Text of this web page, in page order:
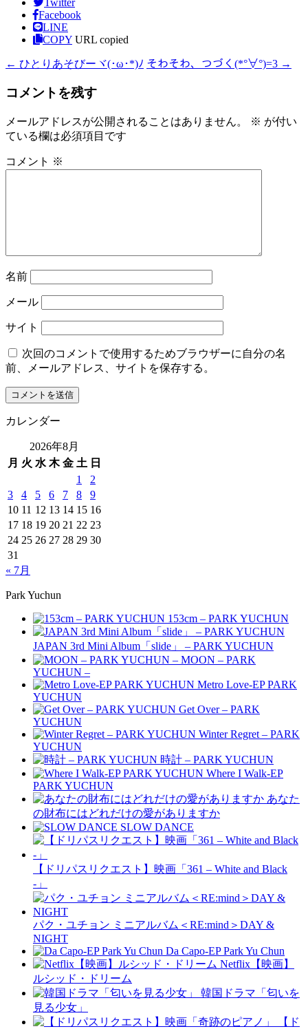
Facebook
LINE
COPY URL copied
← ひとりあそびーヾ⁠(⁠･⁠ω⁠･⁠*⁠)⁠ﾉ そわそわ、つづく(*°∀°)=3 →
コメントを残す
メールアドレスが公開されることはありません。 ※ が付い
ている欄は必須項目です
コメント ※
名前
メール
サイト
次回のコメントで使用するためブラウザーに自分の名
前、メールアドレス、サイトを保存する。
カレンダー
2026年8月
月 火 水 木 金 土 日
1
2
3
4 5 6 7 8
9
10 11 12 13 14 15 16
17 18 19 20 21 22 23
24 25 26 27 28 29 30
31
« 7月
Park Yuchun
153cm – PARK YUCHUN
JAPAN 3rd Mini Album「slide」 – PARK YUCHUN
MOON – PARK
YUCHUN –
Metro Love-EP PARK
YUCHUN
Get Over – PARK
YUCHUN
Winter Regret – PARK
YUCHUN
時計 – PARK YUCHUN
Where I Walk-EP
PARK YUCHUN
あなた
の財布にはどれだけの愛がありますか
SLOW DANCE
【ドリパスリクエスト】映画「361 – White and Black
-」
パク・ユチョン ミニアルバム＜RE:mind＞DAY &
NIGHT
Da Capo-EP Park Yu Chun
Netflix【映画】
ルシッド・ドリーム
韓国ドラマ「匂いを
見る少女」
【ド